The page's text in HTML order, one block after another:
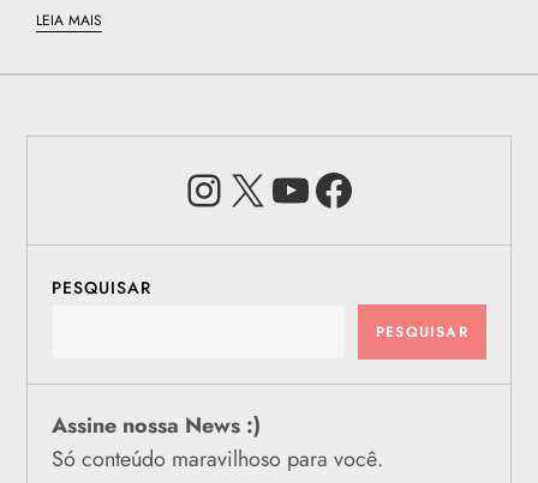
LEIA MAIS
Instagram
X Youtube
PESQUISAR
PESQUISAR
Assine nossa News :)
Só conteúdo maravilhoso para você.